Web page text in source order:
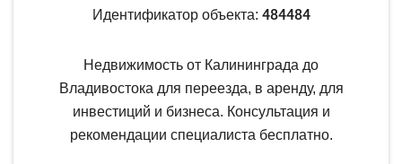
Идентификатор объекта: 484484
Недвижимость от Калининграда до
Владивостока для переезда, в аренду, для
инвестиций и бизнеса. Консультация и
рекомендации специалиста бесплатно.